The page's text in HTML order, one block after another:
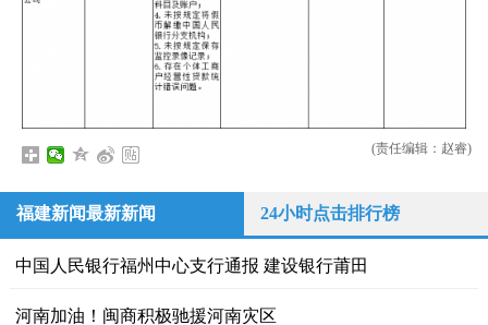
(责任编辑：赵睿)
福建新闻最新新闻 24小时点击排行榜
中国人民银行福州中心支行通报 建设银行莆田
河南加油！闽商积极驰援河南灾区